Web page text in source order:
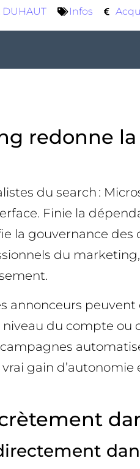
DUHAUT Infos
redonne
du search :
Finie la
la gouvernance
du
annonceurs
du compte
gain